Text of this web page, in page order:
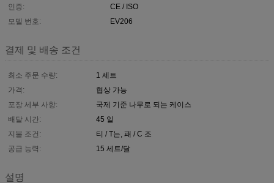
인증:
CE / ISO
모델 번호:
EV206
결제 및 배송 조건
최소 주문 수량:
1 세트
가격:
협상 가능
포장 세부 사항:
국제 기준 나무로 되는 케이스
배달 시간:
45 일
지불 조건:
티 / T는, 패 / C 조
공급 능력:
15 세트/달
설명